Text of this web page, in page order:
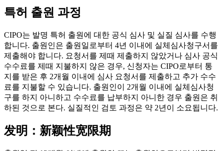
특허 출원 과정
CIPO는 발명 특허 출원에 대한 공식 심사 및 실질 심사를 수행
합니다. 출원인은 출원일로부터 4년 이내에 실체심사청구서를
제출해야 합니다. 요청서를 제때 제출하지 않았거나 심사 공식
수수료를 제때 지불하지 않은 경우, 신청자는 CIPO로부터 통
지를 받은 후 2개월 이내에 심사 요청서를 제출하고 추가 수수
료를 지불할 수 있습니다. 출원인이 2개월 이내에 실체심사청
구를 하지 아니하고 수수료를 납부하지 아니한 경우 출원은 취
하된 것으로 본다. 실질적인 검토 과정은 약 2년이 소요됩니다.
发明：新颖性宽限期